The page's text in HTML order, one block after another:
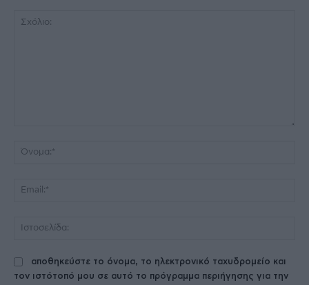
αποθηκεύστε το όνομα, το ηλεκτρονικό ταχυδρομείο και
τον ιστότοπό μου σε αυτό το πρόγραμμα περιήγησης για την